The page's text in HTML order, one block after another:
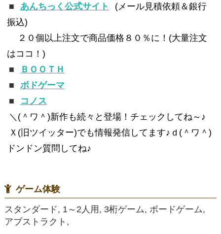
■
あんちっく公式サイト
(メール見積依頼＆銀行
振込)
２０個以上注文で商品価格８０％に！(大量注文
はココ！)
■
ＢＯＯＴＨ
■
ボドゲーマ
■
コノス
＼(＾ワ＾)新作も続々と登場！チェックしてね～♪
Ｘ(旧ツイッター)でも情報発信してます♪ｄ(＾ワ＾)
ドンドン質問してね♪
ゲーム体験
スタンダード, 1～2人用, 3桁ゲーム, ボードゲーム,
アブストラクト,